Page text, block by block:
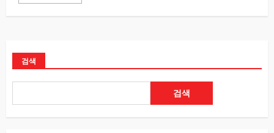
검색
검색